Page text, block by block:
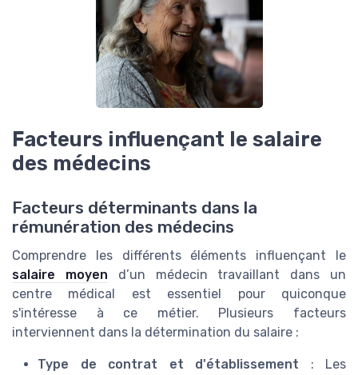
Facteurs influençant le salaire
des médecins
Facteurs déterminants dans la
rémunération des médecins
Comprendre les différents éléments influençant le
salaire moyen d’un médecin travaillant dans un
centre médical est essentiel pour quiconque
s'intéresse à ce métier. Plusieurs facteurs
interviennent dans la détermination du salaire :
Type de contrat et d'établissement : Les